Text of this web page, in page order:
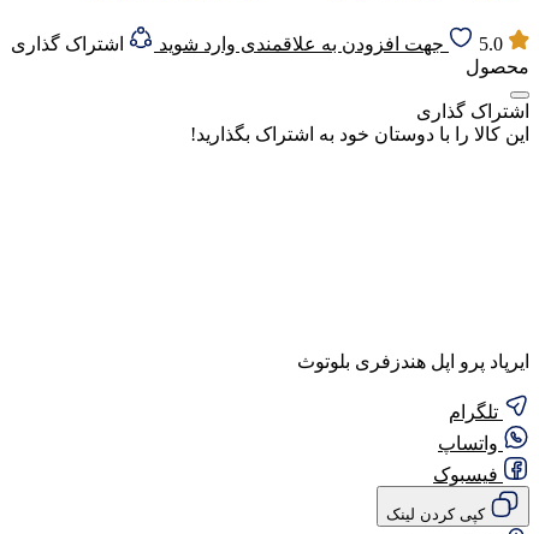
5.0 جهت افزودن به علاقمندی وارد شوید
اشتراک گذاری
محصول
اشتراک گذاری
این کالا را با دوستان خود به اشتراک بگذارید!
ایرپاد پرو اپل هندزفری بلوتوث
تلگرام
واتساپ
فیسبوک
کپی کردن لینک